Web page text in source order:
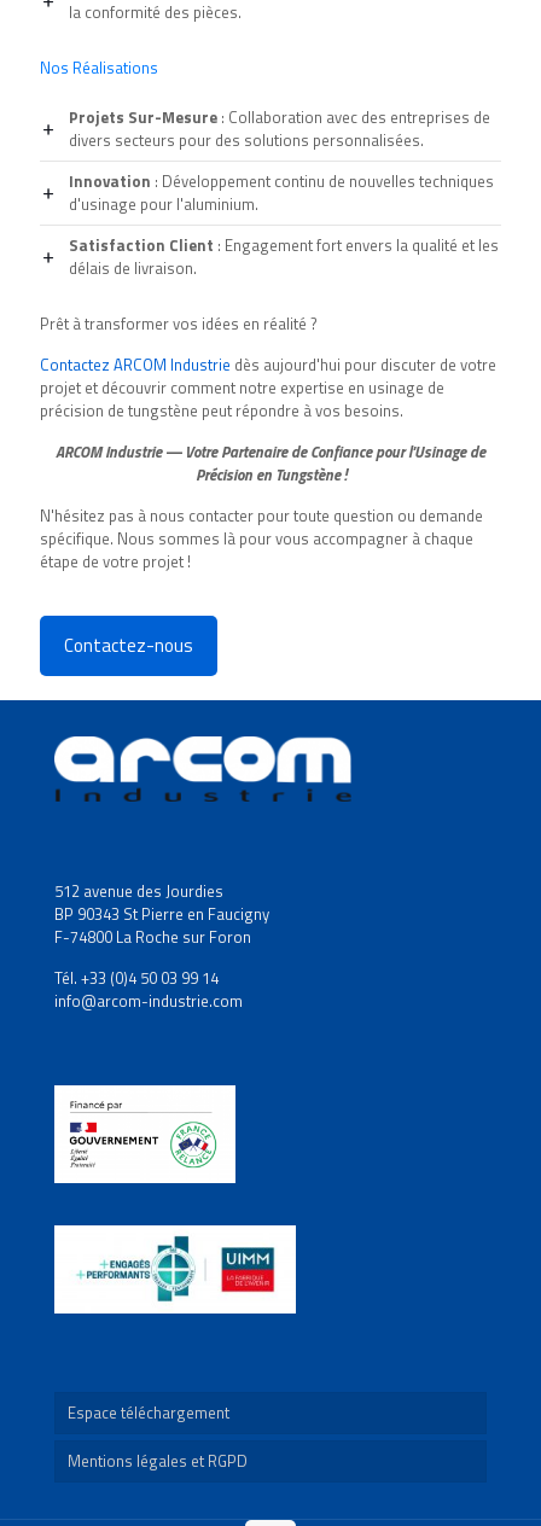
la conformité des pièces.
Nos Réalisations
Projets Sur-Mesure : Collaboration avec des entreprises de
divers secteurs pour des solutions personnalisées.
Innovation : Développement continu de nouvelles techniques
d'usinage pour l'aluminium.
Satisfaction Client : Engagement fort envers la qualité et les
délais de livraison.
Prêt à transformer vos idées en réalité ?
Contactez ARCOM Industrie dès aujourd'hui pour discuter de votre
projet et découvrir comment notre expertise en usinage de
précision de tungstène peut répondre à vos besoins.
ARCOM Industrie — Votre Partenaire de Confiance pour l'Usinage de
Précision en Tungstène !
N'hésitez pas à nous contacter pour toute question ou demande
spécifique. Nous sommes là pour vous accompagner à chaque
étape de votre projet !
Contactez-nous
512 avenue des Jourdies
BP 90343 St Pierre en Faucigny
F-74800 La Roche sur Foron
Tél. +33 (0)4 50 03 99 14
info@arcom-industrie.com
Espace téléchargement
Mentions légales et RGPD